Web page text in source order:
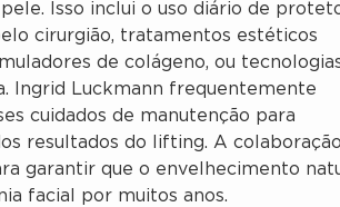
Isso inclui o uso diário de
cirurgião, tratamentos estéticos
de colágeno, ou
Ingrid Luckmann frequentemente
cuidados de manutenção para
resultados do lifting. A colaboração
garantir que o envelhecimento
facial por muitos anos.